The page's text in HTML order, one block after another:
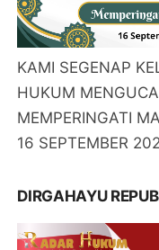
KAMI SEGENAP
HUKUM
MEMPERINGATI
16 SEPTEMBER
DIRGAHAYU